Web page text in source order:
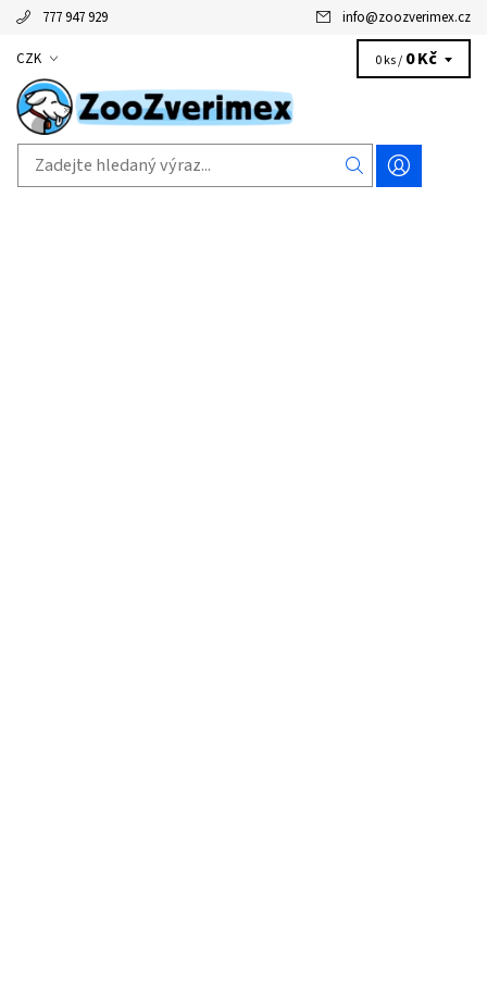
777 947 929 info@zoozverimex.cz
CZK 0 ks / 0 Kč